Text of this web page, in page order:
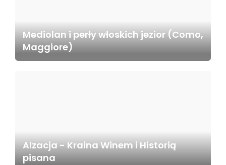
Mediolan i perły włoskich jezior (Como,
Maggiore)
Alzacja - Kraina Winem i Historią
pisana